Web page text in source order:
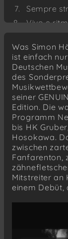
Sempre
Vivo e
Im Nebel
Iain
Five
Wild
Nocturnal
Nocturnal
Brilliant
Toru
Paths for
HK
Exposed
Was Simon
ist einfach
Deutschen
des
seiner
Edition. Die
Programm
bis HK
Hosokawa.
zwischen
Fanfarenton,
Mitstreiter an
einem Debüt,